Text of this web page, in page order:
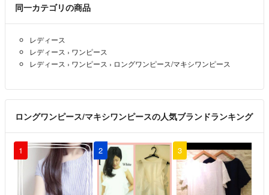
同一カテゴリの商品
レディース
レディース › ワンピース
レディース › ワンピース › ロングワンピース/マキシワンピース
ロングワンピース/マキシワンピースの人気ブランドランキング
1 2 3